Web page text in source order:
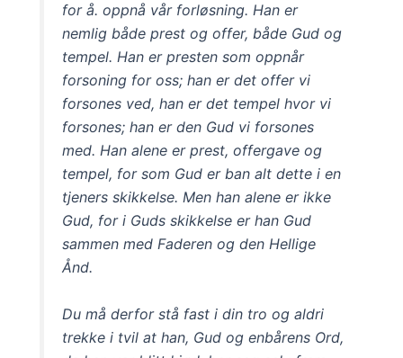
for å. oppnå vår forløsning. Han er
nemlig både prest og offer, både Gud og
tempel. Han er presten som oppnår
forsoning for oss; han er det offer vi
forsones ved, han er det tempel hvor vi
forsones; han er den Gud vi forsones
med. Han alene er prest, offergave og
tempel, for som Gud er ban alt dette i en
tjeners skikkelse. Men han alene er ikke
Gud, for i Guds skikkelse er han Gud
sammen med Faderen og den Hellige
Ånd.
Du må derfor stå fast i din tro og aldri
trekke i tvil at han, Gud og enbårens Ord,